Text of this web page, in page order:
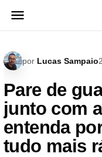
para
por Lucas Sampaio
Pare de
junto com
entenda
tudo mais